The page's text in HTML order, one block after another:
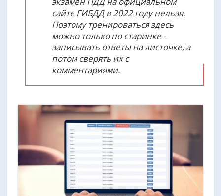
сайте ГИБДД в 2022 году нельзя.
Поэтому тренироваться здесь
можно только по старинке -
записывать ответы на листочке, а
потом сверять их с
комментариями.